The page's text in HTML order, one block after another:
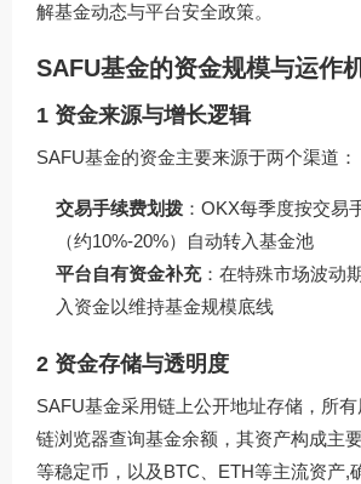
解基金动态与平台安全政策。
SAFU基金的资金规模与运作
1 资金来源与增长逻辑
SAFU基金的资金主要来源于两个渠道：
交易手续费划拨 ：OKX每季度按交易
（约10%-20%）自动转入基金池
平台自有资金补充：在特殊市场波动
入资金以维持基金规模底线
2 资金存储与透明度
SAFU基金采用链上公开地址存储，所
链浏览器查询基金余额，其资产构成主
等稳定币，以及BTC、ETH等主流资产,